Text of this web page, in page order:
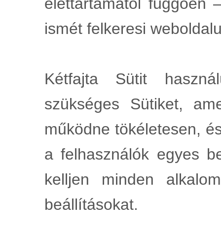
ismét felkeresi
Kétfajta Sütit
szükséges Sütiket,
működne tökéletesen,
a felhasználók egyes
kelljen minden
beállításokat.